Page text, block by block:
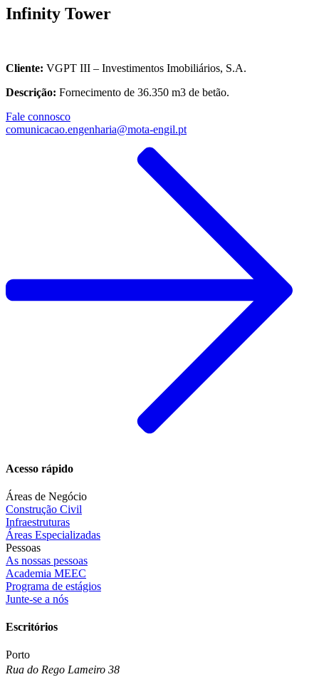
Infinity Tower
Cliente: VGPT III – Investimentos Imobiliários, S.A.
Descrição: Fornecimento de 36.350 m3 de betão.
Fale connosco
comunicacao.engenharia@mota-engil.pt
Acesso rápido
Áreas de Negócio
Construção Civil
Infraestruturas
Áreas Especializadas
Pessoas
As nossas pessoas
Academia MEEC
Programa de estágios
Junte-se a nós
Escritórios
Porto
Rua do Rego Lameiro 38